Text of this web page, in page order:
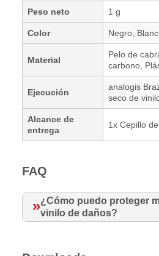
Peso neto 1 g
Color Negro,
Material
Pelo de
carbono,
Ejecución
analogis
seco de
Alcance de
entrega
1x Cepillo
FAQ
¿Cómo puedo proteger
vinilo de daños?